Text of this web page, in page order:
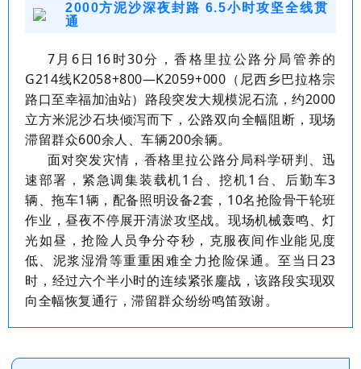
2000方泥沙深夜封路 6.5小时攻坚全线贯
通
7月 6日 16时30分，香格里拉公路分局管养的
G214线K2058+800—K2059+000 （尼西乡巴拉格宗
路口至幸福加油站）路段突发大规模泥石流，约2000
立方米泥沙石块倾泻而下，公路双向全幅阻断，现场
滞留群众600余人、车辆200余辆。
面对突发灾情，香格里拉公路分局科学研判、迅
速部署，紧急调集装载机1 台、挖机1 台、后勤车3
辆、拖车1辆，配备照明设备2套， 10名抢险骨干轮班
作业，昼夜不停展开清淤攻坚战。现场机械轰鸣、灯
光如昼，抢险人员争分夺秒，克服夜间作业能见度
低、泥浆湿滑等重重困难全力抢险保通。至当日23
时，经过六个半小时的连续紧张鏖战，该路段实现双
向全幅恢复通行，滞留群众纷纷鸣笛致谢。